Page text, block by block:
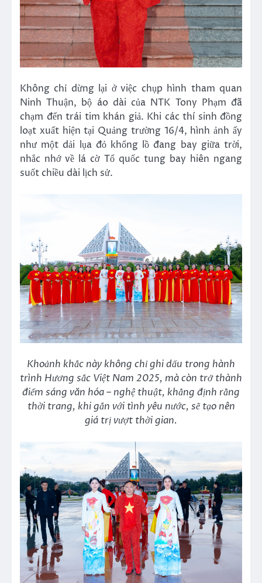
Không chỉ dừng lại ở việc chụp hình tham quan
Ninh Thuận, bộ áo dài của NTK Tony Phạm đã
chạm đến trái tim khán giả. Khi các thí sinh đồng
loạt xuất hiện tại Quảng trường 16/4, hình ảnh ấy
như một dải lụa đỏ khổng lồ đang bay giữa trời,
nhắc nhớ về lá cờ Tổ quốc tung bay hiên ngang
suốt chiều dài lịch sử.
Khoảnh khắc này không chỉ ghi dấu trong hành
trình Hương sắc Việt Nam 2025, mà còn trở thành
điểm sáng văn hóa – nghệ thuật, khẳng định rằng
thời trang, khi gắn với tình yêu nước, sẽ tạo nên
giá trị vượt thời gian.